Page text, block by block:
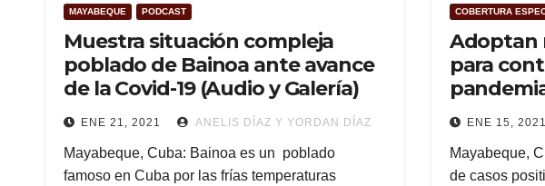
MAYABEQUE PODCAST
Muestra situación compleja
poblado de Bainoa ante avance
de la Covid-19 (Audio y Galería)
ENE 21, 2021 ANELIS DÍAZ Y YORDAN DÍAZ
Mayabeque, Cuba: Bainoa es un poblado
famoso en Cuba por las frías temperaturas
COBERTURA
Adoptan
para
ENE 15, 2021
Mayabeque,
de casos